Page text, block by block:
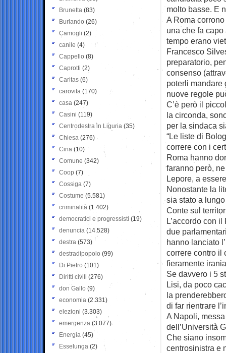
molto basse. E
A Roma
una che fa
tempo erano
Francesco
preparatorio,
consenso
poterli mandare
nuove regole
C’è però il
la circonda,
per la sindaca
“Le liste di
correre con i
Roma hanno
faranno però,
Lepore, a
Nonostante la
sia stato a
Conte sul
L’accordo con
due
hanno lanciato
correre contro il
fieramente
Se davvero i 5
Lisi, da poco
la
di far rientrare
A Napoli,
dell’Università
Che siano
centrosinistra e
Brunetta (83)
Burlando (26)
Camogli (2)
canile (4)
Cappello (8)
Caprotti (2)
Caritas (6)
carovita (170)
casa (247)
Casini (119)
Centrodestra in Liguria (35)
Chiesa (276)
Cina (10)
Comune (342)
Coop (7)
Cossiga (7)
Costume (5.581)
criminalità (1.402)
democratici e progressisti (19)
denuncia (14.528)
destra (573)
destradipopolo (99)
Di Pietro (101)
Diritti civili (276)
don Gallo (9)
economia (2.331)
elezioni (3.303)
emergenza (3.077)
Energia (45)
Esselunga (2)